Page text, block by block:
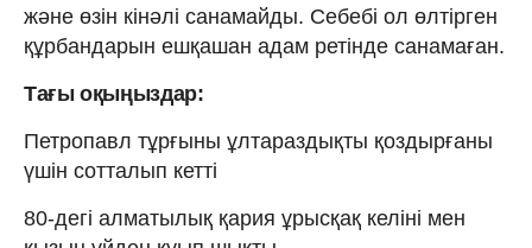
және өзін кінәлі санамайды. Себебі ол өлтірген
құрбандарын ешқашан адам ретінде санамаған.
Тағы оқыңыздар:
Петропавл тұрғыны ұлтараздықты қоздырғаны
үшін сотталып кетті
80-дегі алматылық қария ұрысқақ келіні мен